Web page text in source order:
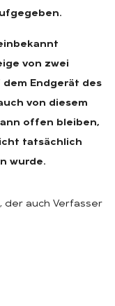
von zwei
Endgerät des
von diesem
offen bleiben,
tatsächlich
wurde.
der auch Verfasser